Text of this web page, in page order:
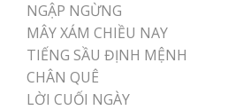
NGẬP NGỪNG
MÂY XÁM CHIỀU NAY
TIẾNG SẦU ĐỊNH MỆNH
CHÂN QUÊ
LỜI CUỐI NGÀY